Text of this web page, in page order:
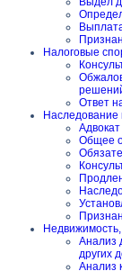
Налоговые
Ответ
Наследование
Общее о
Анализ
других
Анализ